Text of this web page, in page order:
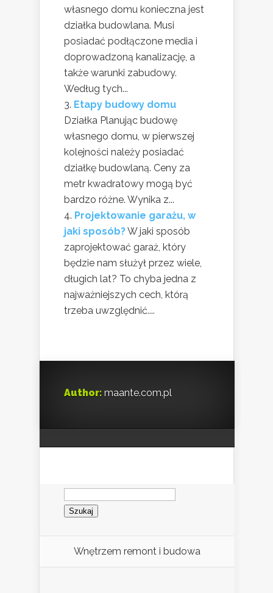
własnego domu konieczna jest
działka budowlana. Musi
posiadać podłączone media i
doprowadzoną kanalizację, a
także warunki zabudowy.
Według tych...
Etapy budowy domu
Działka Planując budowę
własnego domu, w pierwszej
kolejności należy posiadać
działkę budowlaną. Ceny za
metr kwadratowy mogą być
bardzo różne. Wynika z...
Projektowanie garażu, w
jaki sposób?W jaki sposób
zaprojektować garaż, który
będzie nam służył przez wiele,
długich lat? To chyba jedna z
najważniejszych cech, którą
trzeba uwzględnić....
Author: maante.com.pl
Szukaj:
Wnętrzem remont i budowa